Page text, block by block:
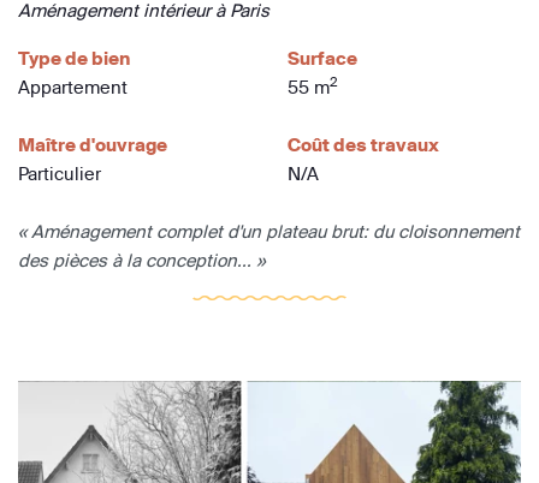
Aménagement intérieur à Paris
Type de bien
Appartement
Surface
55 m2
Maître d'ouvrage
Particulier
Coût des travaux
N/A
« Aménagement complet d'un plateau brut: du cloisonnement
des pièces à la conception... »